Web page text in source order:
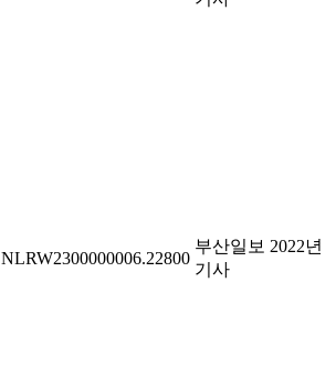
NLRW2300000006.22800
부산일보 2022년
기사